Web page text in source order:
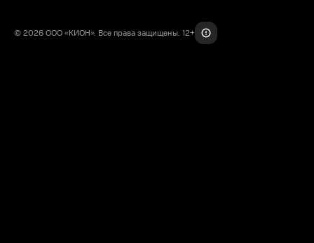
© 2026 ООО «КИОН». Все права защищены. 12+